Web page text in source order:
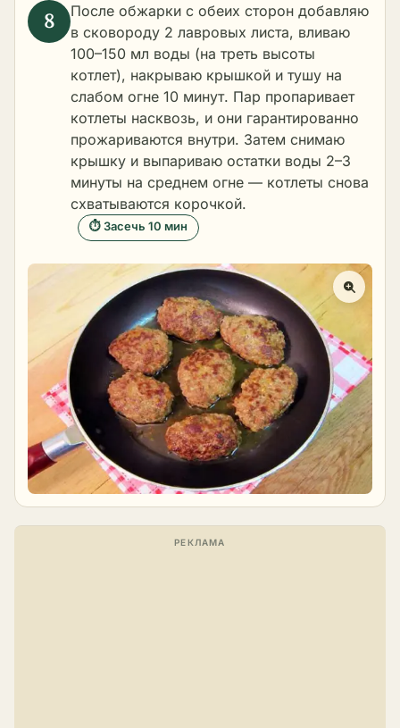
После обжарки с обеих сторон добавляю
в сковороду 2 лавровых листа, вливаю
100–150 мл воды (на треть высоты
котлет), накрываю крышкой и тушу на
слабом огне 10 минут. Пар пропаривает
котлеты насквозь, и они гарантированно
прожариваются внутри. Затем снимаю
крышку и выпариваю остатки воды 2–3
минуты на среднем огне — котлеты снова
схватываются корочкой.
⏱ Засечь 10 мин